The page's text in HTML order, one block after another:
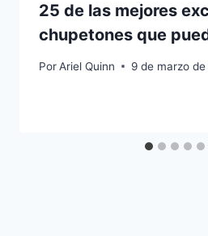
25 de las mejores
chupetones que
PorAriel Quinn 9 de marzo